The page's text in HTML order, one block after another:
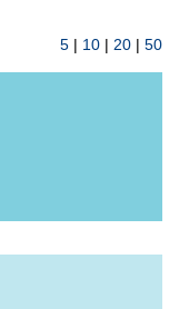
5 | 10 | 20 | 50